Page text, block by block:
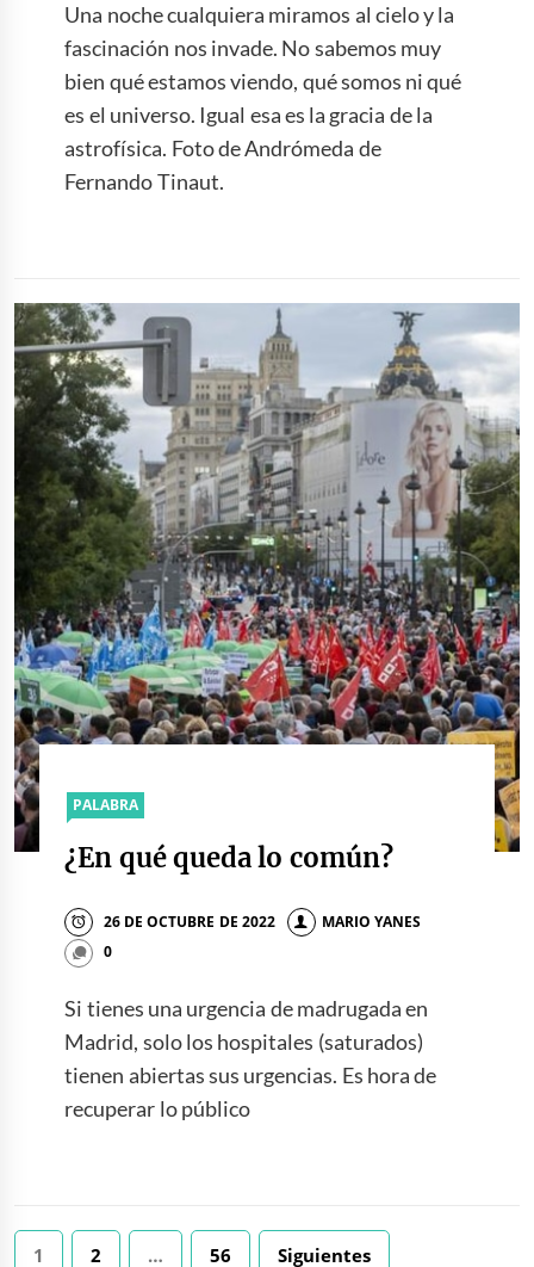
Una noche cualquiera miramos al cielo y la
fascinación nos invade. No sabemos muy
bien qué estamos viendo, qué somos ni qué
es el universo. Igual esa es la gracia de la
astrofísica. Foto de Andrómeda de
Fernando Tinaut.
PALABRA
¿En qué queda lo común?
26 DE OCTUBRE DE 2022
MARIO YANES
0
Si tienes una urgencia de madrugada en
Madrid, solo los hospitales (saturados)
tienen abiertas sus urgencias. Es hora de
recuperar lo público
Paginación
1 2 … 56 Siguientes